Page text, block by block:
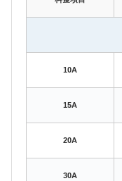
10A
15A
20A
30A